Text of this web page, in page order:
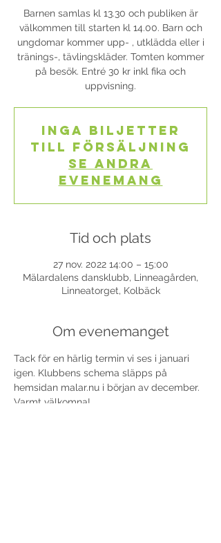
Barnen samlas kl 13.30 och publiken är
välkommen till starten kl 14.00. Barn och
ungdomar kommer upp- , utklädda eller i
tränings-, tävlingskläder. Tomten kommer
på besök. Entré 30 kr inkl fika och
uppvisning.
Inga biljetter
till försäljning
Se andra
evenemang
Tid och plats
27 nov. 2022 14:00 – 15:00
Mälardalens dansklubb, Linneagården,
Linneatorget, Kolbäck
Om evenemanget
Tack för en härlig termin vi ses i januari
igen. Klubbens schema släpps på
hemsidan malar.nu i början av december.
Varmt välkomna!